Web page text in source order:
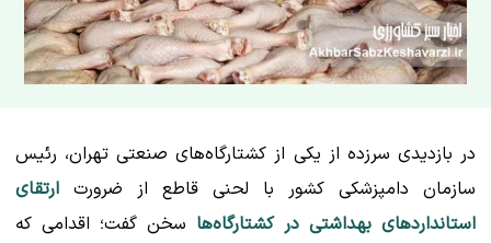
در بازدیدی سرزده از یکی از کشتارگاه‌های صنعتی تهران، رئیس
سازمان دامپزشکی کشور با لحنی قاطع از ضرورت ارتقای
استانداردهای بهداشتی در کشتارگاه‌ها سخن گفت؛ اقدامی که